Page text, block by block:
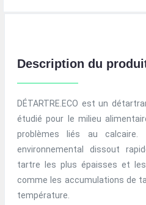
Description du
DÉTARTRE.ECO est un
étudié pour le milieu
problèmes liés au
environnemental dissout
tartre les plus épaisses et
comme les accumulations de
température.